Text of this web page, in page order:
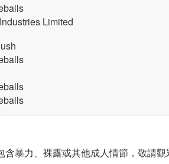
Limited
含暴力、裸露或其他成人情節，敬請